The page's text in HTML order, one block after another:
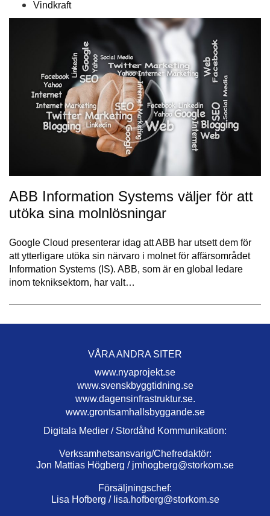
Vindkraft
ABB Information Systems väljer för att
utöka sina molnlösningar
Google Cloud presenterar idag att ABB har utsett dem för
att ytterligare utöka sin närvaro i molnet för affärsområdet
Information Systems (IS). ABB, som är en global ledare
inom tekniksektorn, har valt…
VÅRA ANDRA SITER
www.nyaprojekt.se
www.svenskbyggtidning.se
www.dagensinfrastruktur.se.
www.grontsamhallsbyggande.se
Digitala Medier / Stordåhd Kommunikation:
Verksamhetsansvarig/Chefredaktör:
Jon Mattias Högberg / jmhogberg@storkom.se
Försäljningschef:
Lisa Hofberg / lisa.hofberg@storkom.se